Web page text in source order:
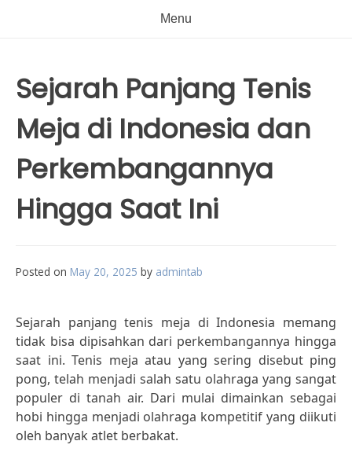
Menu
Sejarah Panjang Tenis
Meja di Indonesia dan
Perkembangannya
Hingga Saat Ini
Posted on May 20, 2025 by admintab
Sejarah panjang tenis meja di Indonesia memang
tidak bisa dipisahkan dari perkembangannya hingga
saat ini. Tenis meja atau yang sering disebut ping
pong, telah menjadi salah satu olahraga yang sangat
populer di tanah air. Dari mulai dimainkan sebagai
hobi hingga menjadi olahraga kompetitif yang diikuti
oleh banyak atlet berbakat.